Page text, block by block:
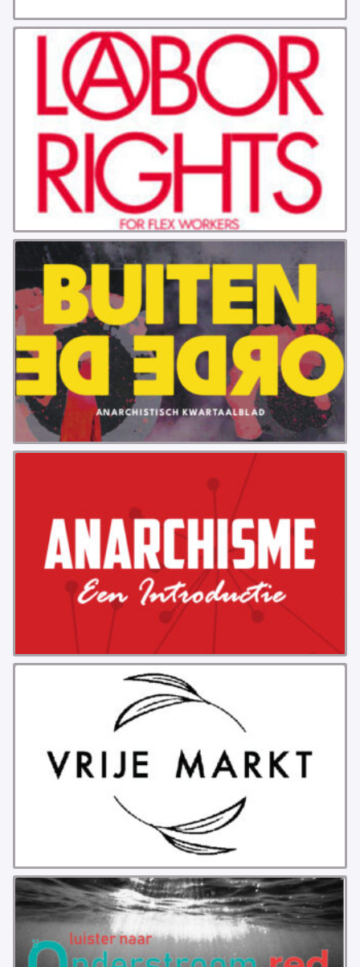
ANARCHISTISCH COLLECTIEF BRUGGE
VB AMSTERDAM
VRIJ COLLECTIEF KORTRIJK
LEUVENSE ANARCHISTISCHE GROEP
VB BELGIË
VB UTRECHT
VB FRIESLAND
VB WEST-FRIESLAND
ZWARTE MUGGEN
WERKGROEP ARBEID
WERKGROEP PROPAGANDA
ANARCHISME – EEN INTRODUCTIE
OTTO SLAVEFORCE
JUMBO DISTRIBUTIECENTRA EN OTTO WORKFORCE
PROBLEMY Z AGENCJA… PRACY TYMCZASOWEJ
OTTO
KUNST-ANARCHISTISCHE DAG BAJEENKOMST
BASTION BASTARDS
DE CRISIS VOORBIJ
FREE JOCK PALFREEMAN
BUITEN DE ORDE